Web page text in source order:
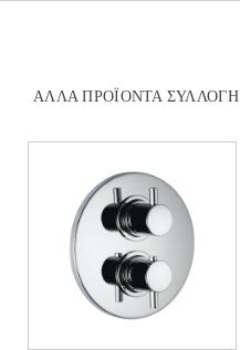
ΆΛΛΑ ΠΡΟΪΌΝΤΑ ΣΥΛΛΟΓΉ